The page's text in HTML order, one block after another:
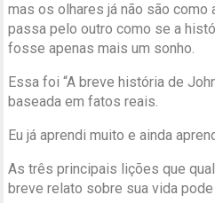
mas os olhares já não são como
passa pelo outro como se a
fosse apenas mais um sonho.
Essa foi “A breve história de
baseada em fatos reais.
Eu já aprendi muito e ainda
As três principais lições que
breve relato sobre sua vida